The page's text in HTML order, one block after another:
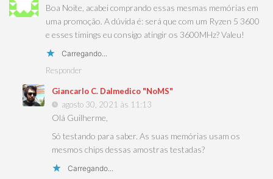
Boa Noite, acabei comprando essas mesmas memórias em
uma promoção. A dúvida é: será que com um Ryzen 5 3600
e esses timings eu consigo atingir os 3600MHz? Valeu!
Carregando...
Responder
Giancarlo C. Dalmedico "NoMS"
agosto 30, 2021 às 11:13
Olá Guilherme,
Só testando para saber. As suas memórias usam os
mesmos chips dessas amostras testadas?
Carregando...